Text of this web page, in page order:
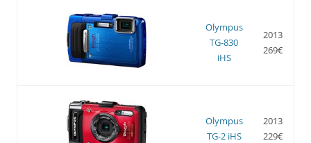
Olympus
TG-830
iHS
2013
269€
Olympus
TG-2 iHS
2013
229€